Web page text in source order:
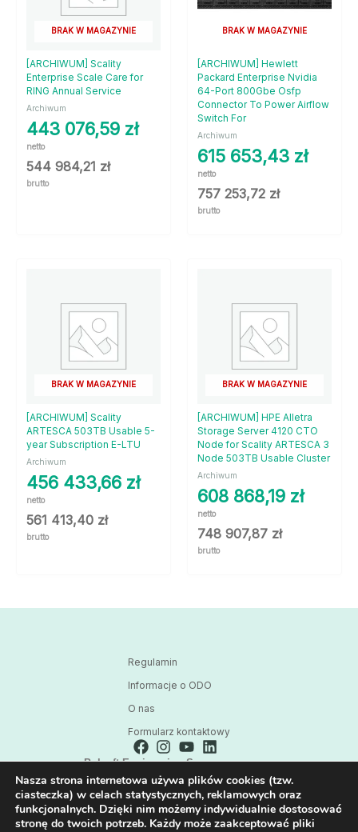
BRAK W MAGAZYNIE
[ARCHIWUM] Scality
Enterprise Scale Care for
RING Annual Service
Archiwum
443 076,59 zł
netto
544 984,21 zł
brutto
BRAK W MAGAZYNIE
[ARCHIWUM] Hewlett
Packard Enterprise Nvidia
64-Port 800Gbe Osfp
Connector To Power Airflow
Switch For
Archiwum
615 653,43 zł
netto
757 253,72 zł
brutto
BRAK W MAGAZYNIE
[ARCHIWUM] Scality
ARTESCA 503TB Usable 5-
year Subscription E-LTU
Archiwum
456 433,66 zł
netto
561 413,40 zł
brutto
BRAK W MAGAZYNIE
[ARCHIWUM] HPE Alletra
Storage Server 4120 CTO
Node for Scality ARTESCA 3
Node 503TB Usable Cluster
Archiwum
608 868,19 zł
netto
748 907,87 zł
brutto
Regulamin
Informacje o ODO
O nas
Formularz kontaktowy
Polsoft Engineering Sp. z o.o.
ul. 73 Pułku Piechoty 1, 40-467 Katowice
Skontaktuj się z nami:
32 209 80 39
Nasza strona internetowa używa plików cookies (tzw.
ciasteczka) w celach statystycznych, reklamowych oraz
funkcjonalnych. Dzięki nim możemy indywidualnie dostosować
stronę do twoich potrzeb. Każdy może zaakceptować pliki